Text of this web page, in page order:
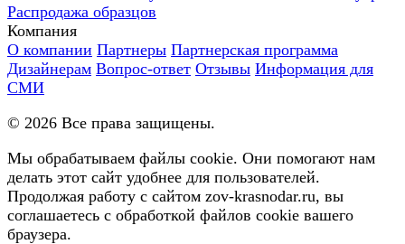
Распродажа образцов
Компания
О компании Партнеры Партнерская программа
Дизайнерам Вопрос-ответ Отзывы Информация для
СМИ
© 2026 Все права защищены.
Мы обрабатываем файлы cookie. Они помогают нам
делать этот сайт удобнее для пользователей.
Продолжая работу с сайтом zov-krasnodar.ru, вы
соглашаетесь с обработкой файлов cookie вашего
браузера.